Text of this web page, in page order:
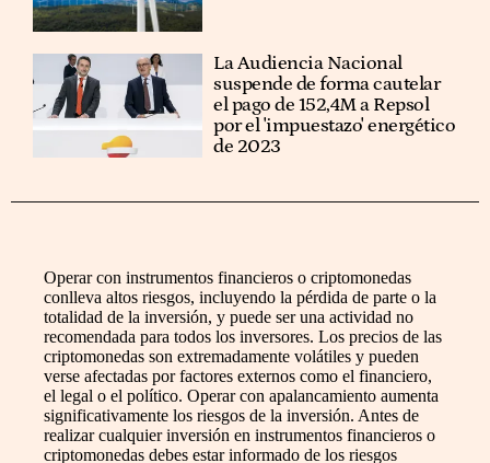
La Audiencia Nacional
suspende de forma cautelar
el pago de 152,4M a Repsol
por el 'impuestazo' energético
de 2023
Operar con instrumentos financieros o criptomonedas
conlleva altos riesgos, incluyendo la pérdida de parte o la
totalidad de la inversión, y puede ser una actividad no
recomendada para todos los inversores. Los precios de las
criptomonedas son extremadamente volátiles y pueden
verse afectadas por factores externos como el financiero,
el legal o el político. Operar con apalancamiento aumenta
significativamente los riesgos de la inversión. Antes de
realizar cualquier inversión en instrumentos financieros o
criptomonedas debes estar informado de los riesgos